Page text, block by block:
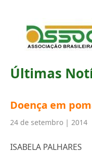
Últimas
Doença em
24 de setembro | 2014
ISABELA PALHARES